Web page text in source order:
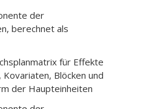
der
berechnet als
für Effekte
Blöcken und
der Haupteinheiten